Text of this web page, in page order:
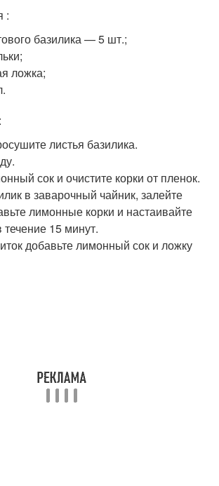
:
базилика — 5 шт.;
ложка;
листья базилика.
сок и очистите корки от пленок.
в заварочный чайник, залейте
лимонные корки и настаивайте
15 минут.
добавьте лимонный сок и ложку